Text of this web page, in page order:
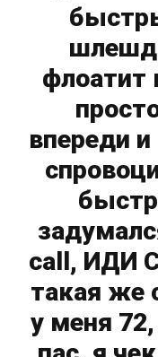
флоатит
впереди
call, ИДИ
такая же
у меня